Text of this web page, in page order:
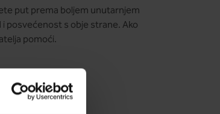
put prema boljem unutarnjem
posvećenost s obje strane. Ako
pomoći.